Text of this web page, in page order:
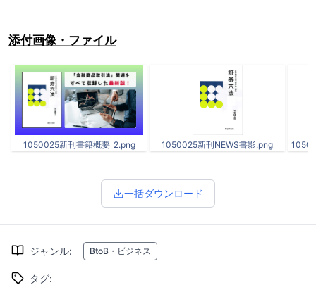
添付画像・ファイル
1050025新刊書籍概要_2.png 1050025新刊NEWS書影.png
一括ダウンロード
ジャンル: BtoB・ビジネス
タグ: